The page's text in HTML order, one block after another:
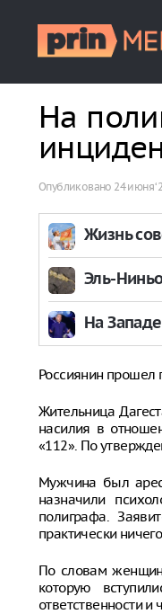
На
Опубликовано 24 июня
Жизнь
Эль-
На
Россиянин прошел
Жительница
насилия в
«112». По
Мужчина был
назначили
полиграфа.
практически
По словам
которую
ответственности